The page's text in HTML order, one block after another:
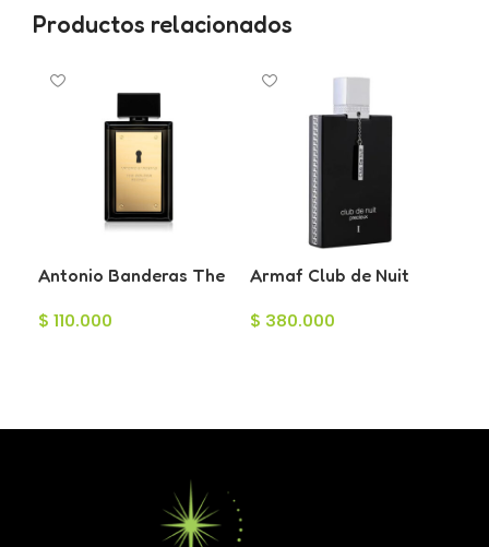
Productos relacionados
Antonio Banderas The
para Hombre 100ml
$ 110.000
Armaf Club de Nuit
Hombre 55ml
$ 380.000